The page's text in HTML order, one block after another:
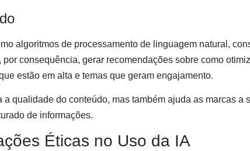
algoritmos de processamento de linguagem natural,
consequência, gerar recomendações sobre como
estão em alta e temas que geram engajamento.
qualidade do conteúdo, mas também ajuda as marcas a
de informações.
Éticas no Uso da IA